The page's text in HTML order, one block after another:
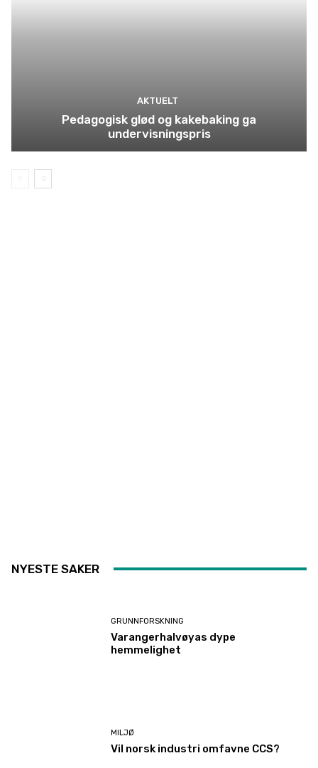
AKTUELT
Pedagogisk glød og kakebaking ga
undervisningspris
NYESTE SAKER
GRUNNFORSKNING
Varangerhalvøyas dype
hemmelighet
MILJØ
Vil norsk industri omfavne CCS?